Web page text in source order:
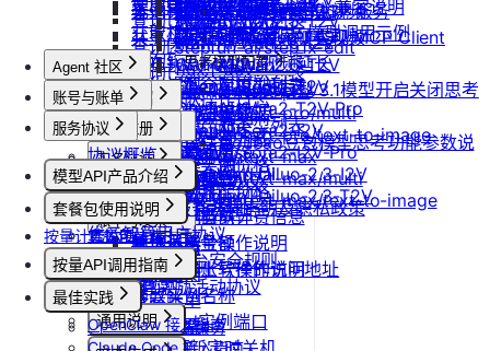
无卡模式
获取可用机型列表
获取机型族列表
查询软件端口映射列表
查询模型仓库模型列表
获取实例监控数据
变更实例计费方式
查询创建实例价格
查询实例升配价格
查询实例当前计费信息
查询退费金额
获取实例上软件的访问地址
修改实例名称
更新Pod实例端口
查询镜像制作进度
共享/取消共享镜像
发布镜像到社区
收藏镜像
取消收藏镜像
更新镜像信息
查询已创建的团队列表
查询团队邀请记录
查询已加入的团队列表
查询团队操作日志
查询成员产品类型列表
设置成员额度
修改成员角色
更新团队信息
Claude (Anthropic) 兼容说明
DeepSeek-OCR 模型调用示例
思考模型配置
DeepSeek V3.1模型开启关闭思考
说明
Doubao豆包模型思考功能参数说
明
Qwen-Image
stepfun-ai/step1x-edit
flux.1-dev
flux-kontext-pro
flux-kontext-pro/multi
flux-kontext-pro/text-to-image
flux-kontext-max
flux-kontext-max/multi
flux-kontext-max/text-to-image
Vidu/参考图生视频
Vidu/首尾帧生视频
Vidu/视频延长
Vidu/对口型
Wan-AI/Wan2.5-T2V
Wan-AI/Wan2.6-I2V
Wan-AI/Wan2.6-T2V
OpenAI/Sora2-T2V
OpenAI/Sora2-T2V-Pro
OpenAI/Sora2-I2V
OpenAI/Sora2-I2V-Pro
MiniMax/Hailuo-2.3-I2V
MiniMax/Hailuo-2.3-T2V
MiniMax/speech-hd
通义千问 Qwen-TTS
纳米AI
n8n
GPT4All
Cherry Studio
Chatbox
ChatHub
ChatWise
OpenWeb UI
Obsidian
通过 CLINE 接入 MCP 服务
通过 UCloud API 实现 MCP Client
Agent 社区
产品介绍
产品介绍
快速开始
控制台操作
Agent广场
操作指南
模型配置
计费说明
升配与续费
到期与数据说明
账号与账单
账号注册
注册流程
注销账号
实名认证
认证概览
个人认证
高校认证
企业认证
团队管理
团队功能概览
管理员账号操作说明
团队成员账号操作说明
账单与发票
账号充值
提现规则
查看账单
开具发票
服务协议
协议概览
优云智算服务框架协议
优云智算云服务法律声明及隐私政策
优云智算用户协议
优云智算云平台安全规则
优云智算激励活动协议
模型API产品介绍
模型API服务
套餐包使用说明
套餐包快速上手
套餐计费逻辑
套餐用量统计
客户端接入
OpenClaw 云端服务
按量计费说明
按量API调用指南
快速开始
通用说明
认证鉴权
最佳实践
OpenClaw 接入指南
Claude Code 接入指南